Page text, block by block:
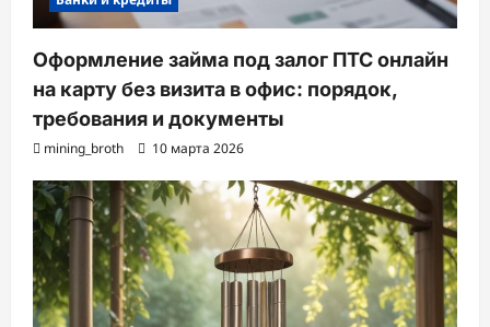
Оформление займа под залог ПТС онлайн
на карту без визита в офис: порядок,
требования и документы
mining_broth 10 марта 2026